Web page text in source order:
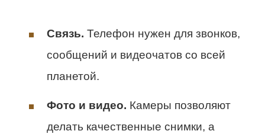
Связь. Телефон нужен для звонков,
сообщений и видеочатов со всей
планетой.
Фото и видео. Камеры позволяют
делать качественные снимки, а